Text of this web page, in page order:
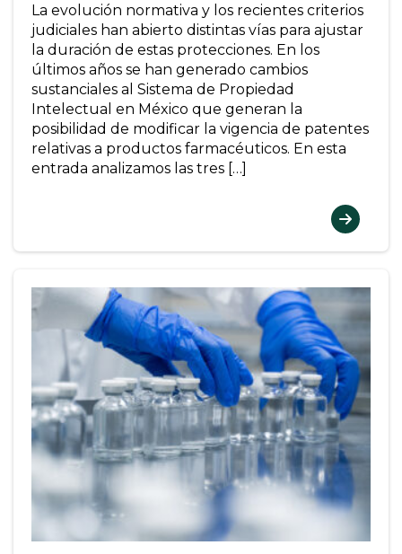
La evolución normativa y los recientes criterios
judiciales han abierto distintas vías para ajustar
la duración de estas protecciones. En los
últimos años se han generado cambios
sustanciales al Sistema de Propiedad
Intelectual en México que generan la
posibilidad de modificar la vigencia de patentes
relativas a productos farmacéuticos. En esta
entrada analizamos las tres […]